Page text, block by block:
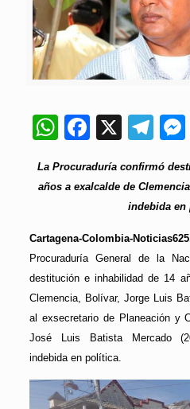
WhatsApp
X
La Procuraduría confirmó
años a exalcalde de
indebida en
Cartagena-Colombia-
Procuraduría General de la
destitución e inhabilidad de 14
Clemencia, Bolívar, Jorge Luis
al exsecretario de Planeación y
José Luis Batista Mercado
indebida en política.